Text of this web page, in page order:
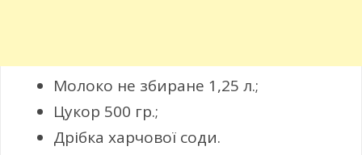
Молоко не збиране 1,25 л.;
Цукор 500 гр.;
Дрібка харчової соди.